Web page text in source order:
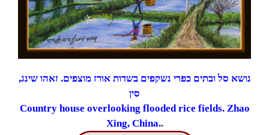
נושא סל ובתים כפרי נשקפים בשדות אורז מוצפים. זאהו שינג,
סין
Country house overlooking flooded rice fields. Zhao
Xing, China..